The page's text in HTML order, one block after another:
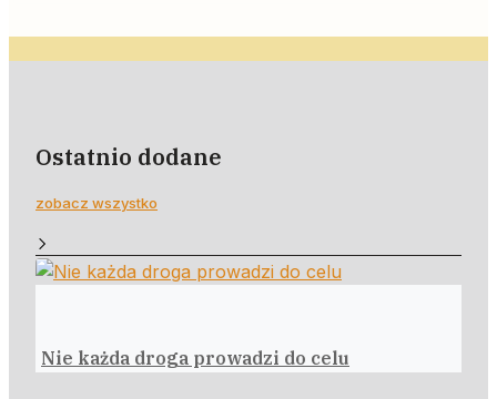
Ostatnio dodane
zobacz wszystko
Nie każda droga prowadzi do celu